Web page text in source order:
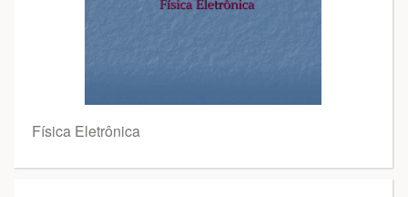
Física Eletrônica